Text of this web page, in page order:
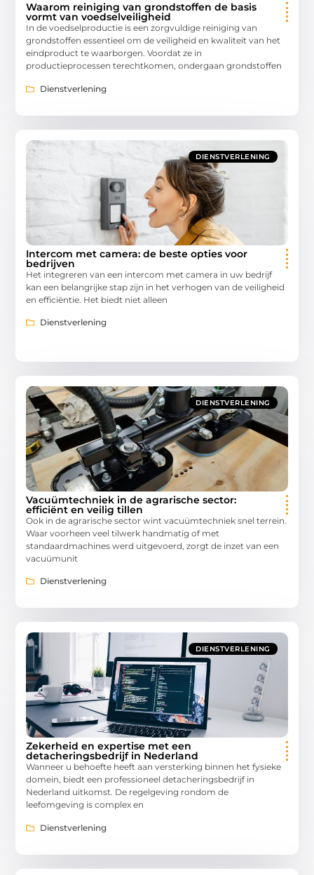
Waarom reiniging van grondstoffen de basis
vormt van voedselveiligheid
In de voedselproductie is een zorgvuldige reiniging van
grondstoffen essentieel om de veiligheid en kwaliteit van het
eindproduct te waarborgen. Voordat ze in
productieprocessen terechtkomen, ondergaan grondstoffen
Dienstverlening
DIENSTVERLENING
Intercom met camera: de beste opties voor
bedrijven
Het integreren van een intercom met camera in uw bedrijf
kan een belangrijke stap zijn in het verhogen van de veiligheid
en efficiëntie. Het biedt niet alleen
Dienstverlening
DIENSTVERLENING
Vacuümtechniek in de agrarische sector:
efficiënt en veilig tillen
Ook in de agrarische sector wint vacuümtechniek snel terrein.
Waar voorheen veel tilwerk handmatig of met
standaardmachines werd uitgevoerd, zorgt de inzet van een
vacuümunit
Dienstverlening
DIENSTVERLENING
Zekerheid en expertise met een
detacheringsbedrijf in Nederland
Wanneer u behoefte heeft aan versterking binnen het fysieke
domein, biedt een professioneel detacheringsbedrijf in
Nederland uitkomst. De regelgeving rondom de
leefomgeving is complex en
Dienstverlening